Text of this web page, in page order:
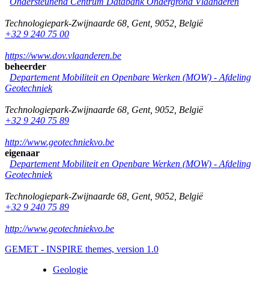
Technologiepark-Zwijnaarde 68 Gent, 9052 België
+32 9 240 75 00
https://www.dov.vlaanderen.be
beheerder
Departement Mobiliteit en Openbare Werken (MOW) - Afdeling
Geotechniek
Technologiepark-Zwijnaarde 68 Gent, 9052 België
+32 9 240 75 89
http://www.geotechniekvo.be
eigenaar
Departement Mobiliteit en Openbare Werken (MOW) - Afdeling
Geotechniek
Technologiepark-Zwijnaarde 68 Gent, 9052 België
+32 9 240 75 89
http://www.geotechniekvo.be
GEMET - INSPIRE themes, version 1.0
Geologie